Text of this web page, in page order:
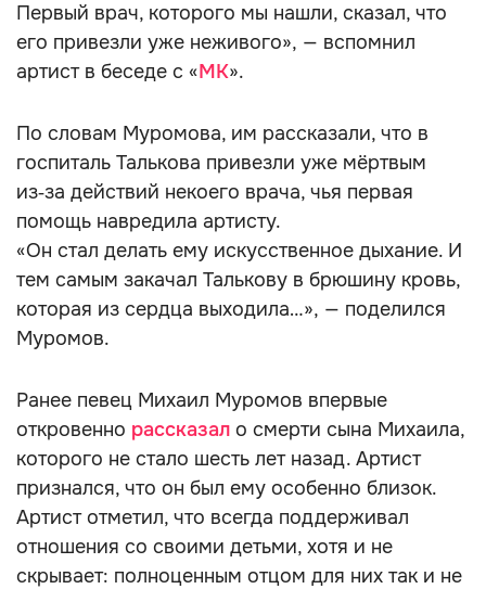
Первый врач, которого мы нашли, сказал, что
его привезли уже неживого», — вспомнил
артист в беседе с «МК».
По словам Муромова, им рассказали, что в
госпиталь Талькова привезли уже мёртвым
из‑за действий некоего врача, чья первая
помощь навредила артисту.
«Он стал делать ему искусственное дыхание. И
тем самым закачал Талькову в брюшину кровь,
которая из сердца выходила…», — поделился
Муромов.
Ранее певец Михаил Муромов впервые
откровенно рассказал о смерти сына Михаила,
которого не стало шесть лет назад. Артист
признался, что он был ему особенно близок.
Артист отметил, что всегда поддерживал
отношения со своими детьми, хотя и не
скрывает: полноценным отцом для них так и не